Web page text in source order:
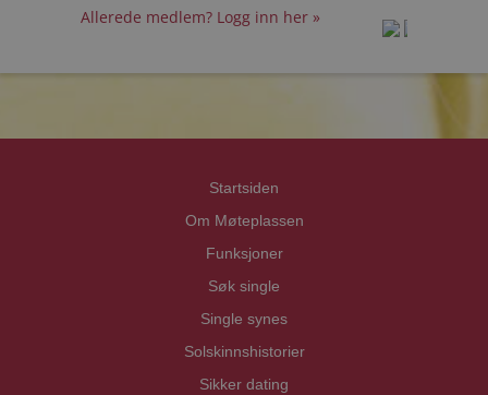
Allerede medlem? Logg inn her »
Startsiden
Om Møteplassen
Funksjoner
Søk single
Single synes
Solskinnshistorier
Sikker dating